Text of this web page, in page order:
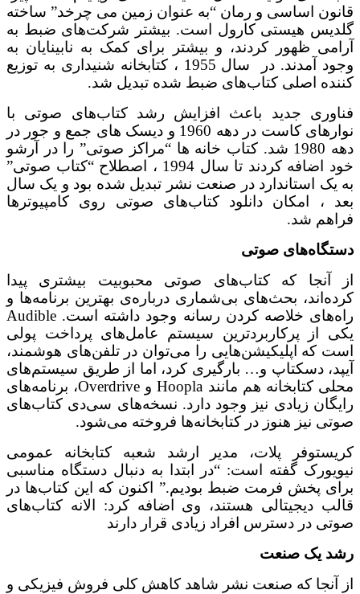
اساسی و رمان “به عنوان زمین می چرخد” ساخته
هیستی کارول است. بیشتر شرکت‌های ضبط به
ظهور کردند، و بیشتر برای کمک به نابینایان به
وجود آمدند. در سال 1955 ، کتابخانه شنیداری به توزیع
اصلی کتاب‌های ضبط شده تبدیل شد.
جدید باعث افزایش رشد کتاب‌های صوتی با
نوارهای کاست در دهه 1960 و دیسک های جمع و جور در
دهه 1980 شد. کتاب خانه ها “مراکز صوتی” را در آرشو
خود اضافه کردند تا سال 1994 ، اصطلاح “کتاب صوتی”
استاندارد در صنعت نشر تبدیل شده بود و یک سال
، امکان دانلود کتاب‌های صوتی روی کامپیوترها
شد.
صوتی
که کتاب‌های صوتی محبوبیت بیشتری پیدا
بحث‌های بی‌شماری درباره‌ی بهترین برنامه‌ها و
راه‌های خلاصه کردن رسانه وجود داشته است. Audible
از پرکاربردترین سیستم عامل‌‌های پرداخت پولی
که اپلیکیشن‌هایی را می‌توان در تلفن‌های هوشمند،
دسکتاپ و… بارگیری کرد، اما از طریق سیستم‌های
محلی کتابخانه هم مانند Hoopla و Overdrive، برنامه‌های
زیادی نیز وجود دارد. نسخه‌های سی‌دی کتاب‌های
نیز هنوز در کتابخانه‌ها فروخته می‌شود.
پلات، مدیر ارشد شعبه کتابخانه عمومی
گفته است: “در ابتدا به دنبال دستگاه مناسبی
پخش فرمت ضبط بودیم.” اکنون که این کتاب‌ها در
دیجیتالی هستند، وی اضافه کرد: الانه کتاب‌های
در دسترس افراد زیادی قرار دارند
یک صنعت
که صنعت نشر شاهد کاهش کلی فروش فیزیکی و